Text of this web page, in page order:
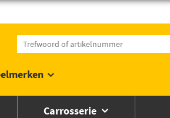
Carrosserie